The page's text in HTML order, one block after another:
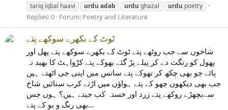
tariq iqbal haavi
urdu adab urdu ghazal urdu poetry
Replies: 0 Forum: Poetry and Literature
ٹوٹ کے بکھرے سوکھے پتے
شاخوں سے جب روٹھے پتے ٹوٹ کے بکھرے سوکھے پتے پھل اور
پھول کو رنگت دے کر پیلے پڑ گئے بھوکے پتے کڑواہٹ کا بھید نہ
پائے جو بھی چکھ کر تھوکے پتے سانس میں اپنی جی اٹھتے ہیں
جب بھی دیکھوں چھو کے پتے ہواؤں میں اڑتے کرب سنائیں شاخ
سےبچھڑے روکھے پتے زرد اور خستہ کب جیتے ہیں؟ ہوں جس
بھی رنگ و بو کے پتے...